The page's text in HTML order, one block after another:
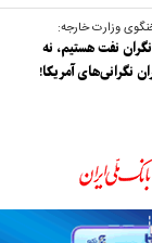
وزارت خارجه:
نفت هستیم، نه
نگرانی‌های آمریکا!